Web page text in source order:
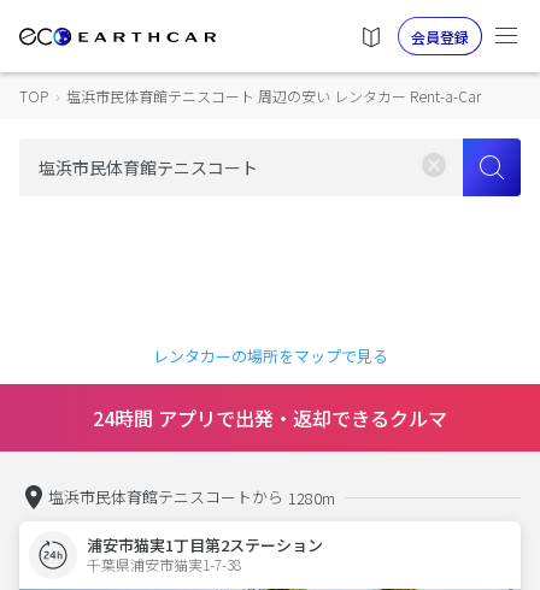
会員登録
TOP › 塩浜市民体育館テニスコート 周辺の安い レンタカー Rent-a-Car
レンタカーの場所をマップで見る
24時間 アプリで出発・返却できるクルマ
塩浜市民体育館テニスコートから 1280m
浦安市猫実1丁目第2ステーション
千葉県浦安市猫実1-7-38